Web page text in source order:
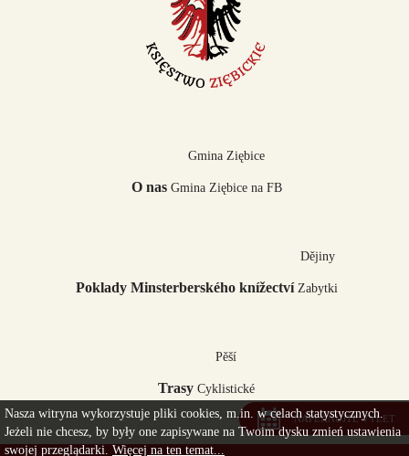
O nas
Gmina Ziębice
Gmina Ziębice na FB
Poklady Minsterberského knížectví
Dějiny
Zabytki
Trasy
Pěší
Cyklistické
Nasza witryna wykorzystuje pliki cookies, m.in. w celach statystycznych.
Jeżeli nie chcesz, by były one zapisywane na Twoim dysku zmień ustawienia
swojej przeglądarki. Więcej na ten temat...
NAPLÁNUJTE VÝLET